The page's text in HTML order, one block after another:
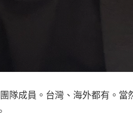
隊成員。台灣、海外都有。當